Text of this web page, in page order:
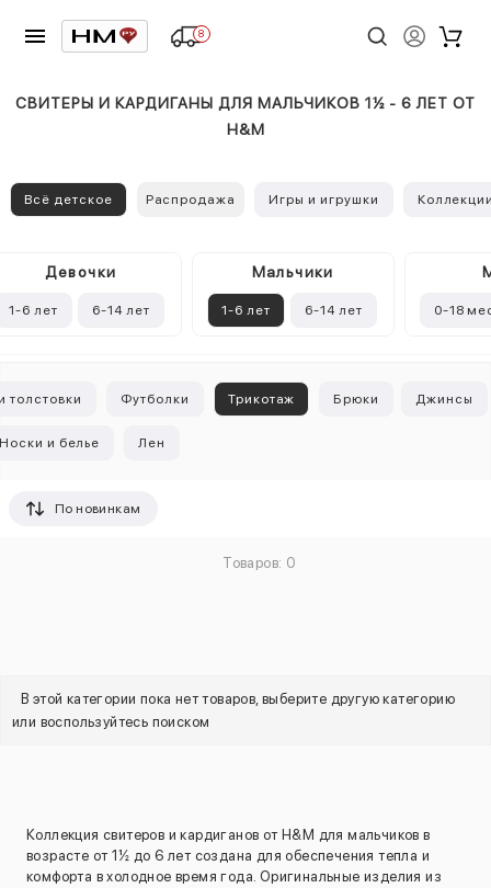
8
СВИТЕРЫ И КАРДИГАНЫ ДЛЯ МАЛЬЧИКОВ 1½ - 6 ЛЕТ ОТ
H&M
Всё детское Распродажа Игры и игрушки
Девочки
1-6 лет 6-14 лет
Mальчики
1-6 лет 6-14 лет 0-18
толстовки Футболки Трикотаж Брюки Джинсы
и белье Лен
По новинкам
Товаров: 0
В этой категории пока нет товаров, выберите другую категорию
или воспользуйтесь поиском
Коллекция свитеров и кардиганов от H&M для мальчиков в
возрасте от 1½ до 6 лет создана для обеспечения тепла и
комфорта в холодное время года. Оригинальные изделия из